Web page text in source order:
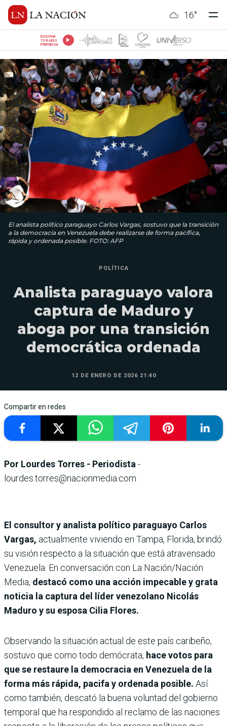
16°
ESCUCHÁ
TU RADIO
PREFERIDA
El analista político paraguayo Carlos Vargas, sostuvo que la transición
a la democracia en Venezuela debe realizarse de forma pacífica,
rápida y ordenada posible. FOTO: AFP
POLÍTICA
Analista paraguayo valora
captura de Maduro y
aboga por una transición
democrática ordenada
12 DE ENERO DE 2026 21:40
Compartir en redes
Por Lourdes Torres - Periodista -
lourdes.torres@nacionmedia.com
El consultor y analista político paraguayo Carlos
Vargas, actualmente viviendo en Tampa, Florida, brindó
su visión respecto a la situación que está atravensado
Venezuela. En conversación con La Nación/Nación
Media, destacó como una acción impecable y grata
noticia la captura del líder venezolano Nicolás
Maduro y su esposa Cilia Flores.
Observando la situación actual de este país caribeño,
sostuvo que como todo demócrata, hace votos para
que se restaure la democracia en Venezuela de la
forma más rápida, pacifa y ordenada posible. Así
como también, descató la buena voluntad del gobierno
temporal que ha respondido al reclamo de las naciones